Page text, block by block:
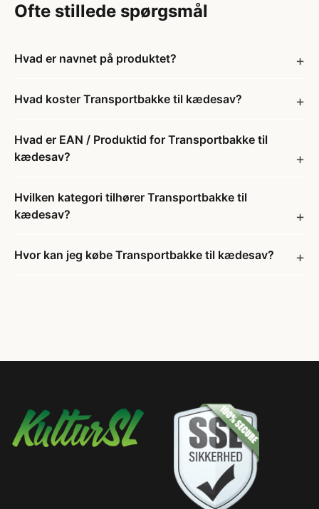
Ofte stillede spørgsmål
Hvad er navnet på produktet?
Hvad koster Transportbakke til kædesav?
Hvad er EAN / Produktid for Transportbakke til
kædesav?
Hvilken kategori tilhører Transportbakke til
kædesav?
Hvor kan jeg købe Transportbakke til kædesav?